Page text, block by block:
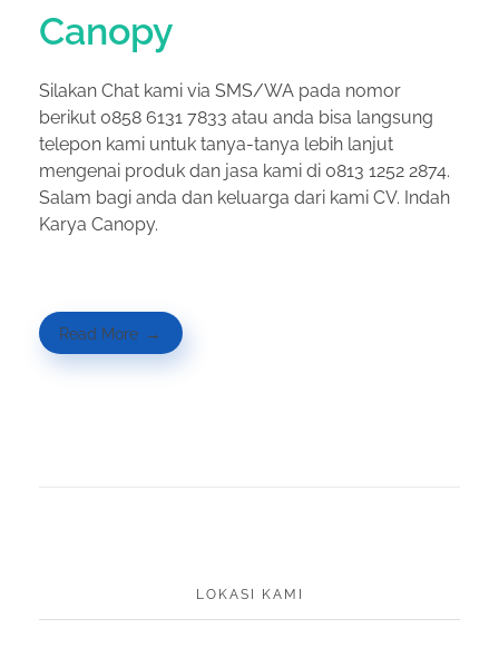
Canopy
Silakan Chat kami via SMS/WA pada nomor
berikut 0858 6131 7833 atau anda bisa langsung
telepon kami untuk tanya-tanya lebih lanjut
mengenai produk dan jasa kami di 0813 1252 2874.
Salam bagi anda dan keluarga dari kami CV. Indah
Karya Canopy.
Read More
LOKASI KAMI